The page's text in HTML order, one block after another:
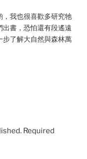
，我也很喜歡多研究牠
書，恐怕還有段遙遠
步了解大自然與森林萬
Required